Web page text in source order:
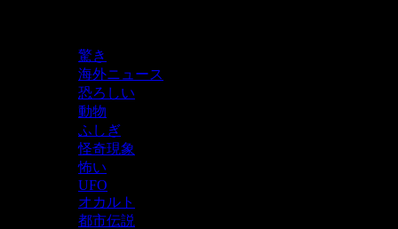
驚き
海外ニュース
恐ろしい
動物
ふしぎ
怪奇現象
怖い
UFO
オカルト
都市伝説